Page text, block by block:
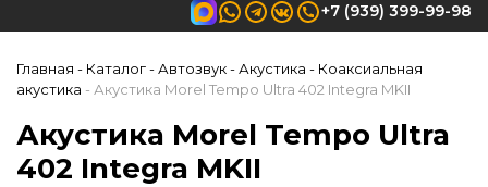
+7 (939) 399-99-98
Главная - Каталог- Автозвук- Акустика - Коаксиальная
акустика - Акустика Morel Tempo Ultra 402 Integra MKII
Акустика Morel Tempo Ultra
402 Integra MKII